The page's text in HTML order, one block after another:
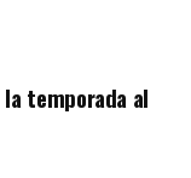
temporada al